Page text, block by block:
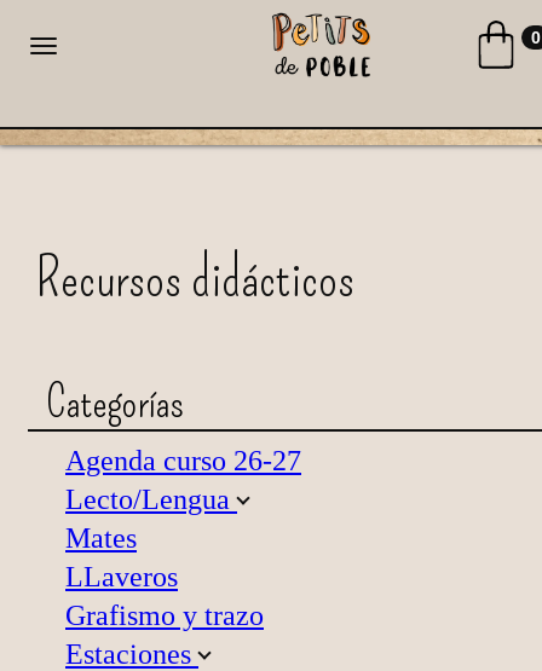
Toggle navigation
Toggle 0
Recursos didácticos
Categorías
Agenda curso 26-27
Lecto/Lengua
Mates
LLaveros
Grafismo y trazo
Estaciones